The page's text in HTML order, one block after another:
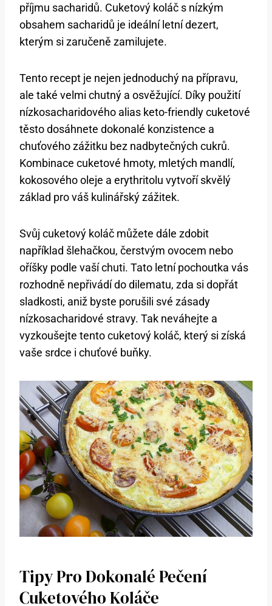
příjmu​ sacharidů. Cuketový koláč s nízkým
obsahem sacharidů je ideální letní⁢ dezert,
kterým si zaručeně zamilujete.
Tento recept je nejen jednoduchý na přípravu,
ale ​také⁣ velmi chutný a osvěžující. Díky ⁢použití
nízkosacharidového ‍alias keto-friendly cuketové
těsto dosáhnete dokonalé konzistence a
chuťového zážitku bez nadbytečných cukrů.
Kombinace cuketové hmoty, mletých mandlí,
⁢kokosového oleje a⁣ erythritolu vytvoří⁣ skvělý
základ pro váš kulinářský ⁣zážitek.
Svůj cuketový koláč můžete dále ‍zdobit​
například šlehačkou, čerstvým ovocem nebo
oříšky podle vaší chuti. Tato letní pochoutka vás‌
rozhodně nepřivádí do ​dilematu, zda si dopřát
sladkosti, aniž byste porušili své zásady
nízkosacharidové stravy. Tak neváhejte ⁤a
vyzkoušejte tento cuketový koláč, který si získá
vaše srdce ⁣i chuťové buňky.
Tipy Pro Dokonalé Pečení
Cuketového Koláče